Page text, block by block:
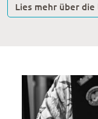
Lies mehr über